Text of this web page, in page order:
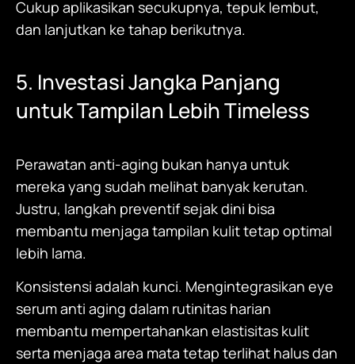
Cukup aplikasikan secukupnya, tepuk lembut,
dan lanjutkan ke tahap berikutnya.
5. Investasi Jangka Panjang
untuk Tampilan Lebih Timeless
Perawatan anti-aging bukan hanya untuk
mereka yang sudah melihat banyak kerutan.
Justru, langkah preventif sejak dini bisa
membantu menjaga tampilan kulit tetap optimal
lebih lama.
Konsistensi adalah kunci. Mengintegrasikan eye
serum anti aging dalam rutinitas harian
membantu mempertahankan elastisitas kulit
serta menjaga area mata tetap terlihat halus dan